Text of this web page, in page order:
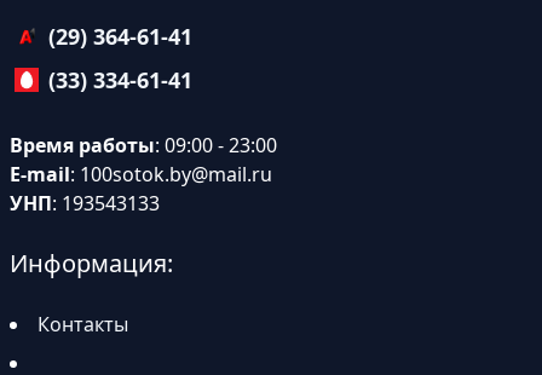
(29) 364-61-41
(33) 334-61-41
Время работы: 09:00 - 23:00
E-mail: 100sotok.by@mail.ru
УНП: 193543133
Информация:
Контакты